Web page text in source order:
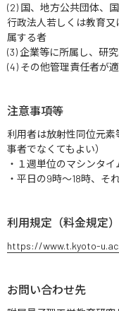
(2) 国、地方公共団体、
行政法人若しくは教育
属する者
(3) 企業等に所属し、研
(4) その他管理責任者が
注意事項等
利用者は放射性同位元
事者でなくてもよい）
・１週単位のマシンタ
・平日の9時～18時、そ
利用規定（料金規定）
https://www.t.kyoto-
お問い合わせ先